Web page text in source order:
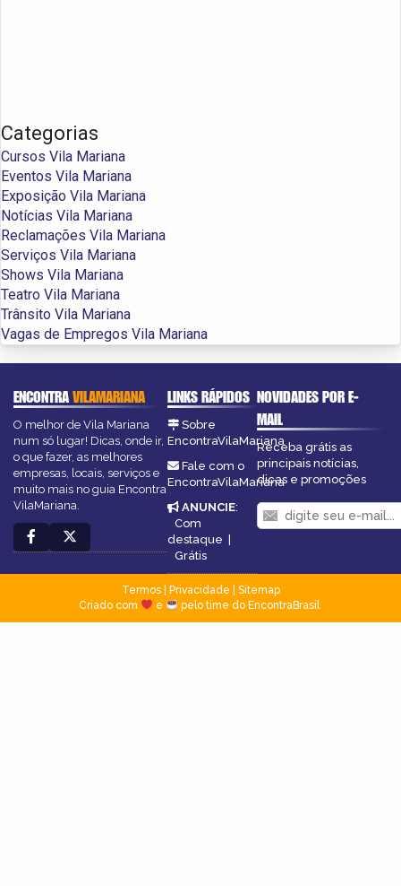
Categorias
Cursos Vila Mariana
Eventos Vila Mariana
Exposição Vila Mariana
Notícias Vila Mariana
Reclamações Vila Mariana
Serviços Vila Mariana
Shows Vila Mariana
Teatro Vila Mariana
Trânsito Vila Mariana
Vagas de Empregos Vila Mariana
ENCONTRAVILAMARIANA
O melhor de Vila Mariana
num só lugar! Dicas, onde ir,
o que fazer, as melhores
empresas, locais, serviços e
muito mais no guia Encontra
VilaMariana.
LINKS RÁPIDOS
Sobre
EncontraVilaMariana
Fale com o
EncontraVilaMariana
ANUNCIE:
Com
destaque |
Grátis
NOVIDADES POR E-
MAIL
Receba grátis as
principais notícias,
dicas e promoções
Termos| Privacidade
Sitemap
Criado com
e pelo time do EncontraBrasil